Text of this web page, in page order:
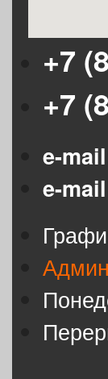
+7
+7
e-
e-